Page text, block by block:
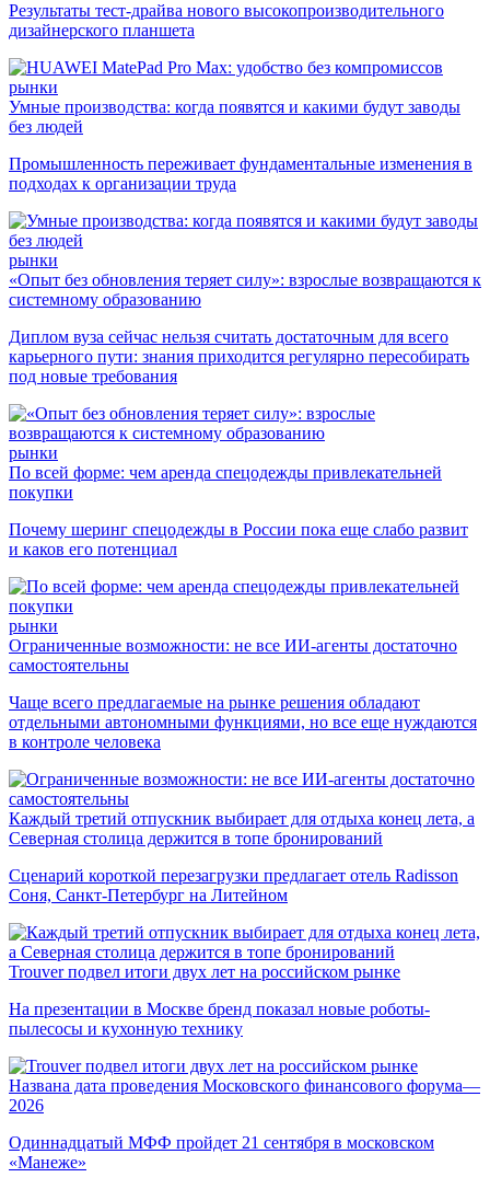
Результаты тест-драйва нового высокопроизводительного
дизайнерского планшета
рынки
Умные производства: когда появятся и какими будут заводы
без людей
Промышленность переживает фундаментальные изменения в
подходах к организации труда
рынки
«Опыт без обновления теряет силу»: взрослые возвращаются к
системному образованию
Диплом вуза сейчас нельзя считать достаточным для всего
карьерного пути: знания приходится регулярно пересобирать
под новые требования
рынки
По всей форме: чем аренда спецодежды привлекательней
покупки
Почему шеринг спецодежды в России пока еще слабо развит
и каков его потенциал
рынки
Ограниченные возможности: не все ИИ-агенты достаточно
самостоятельны
Чаще всего предлагаемые на рынке решения обладают
отдельными автономными функциями, но все еще нуждаются
в контроле человека
Каждый третий отпускник выбирает для отдыха конец лета, а
Северная столица держится в топе бронирований
Сценарий короткой перезагрузки предлагает отель Radisson
Соня, Санкт-Петербург на Литейном
Trouver подвел итоги двух лет на российском рынке
На презентации в Москве бренд показал новые роботы-
пылесосы и кухонную технику
Названа дата проведения Московского финансового форума—
2026
Одиннадцатый МФФ пройдет 21 сентября в московском
«Манеже»